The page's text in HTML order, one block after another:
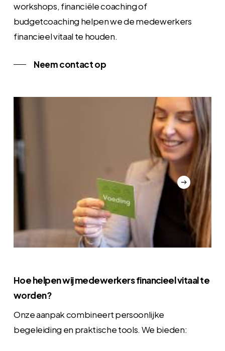
workshops, financiële coaching of
budgetcoaching helpen we de medewerkers
financieel vitaal te houden.
Neem contact op
Hoe helpen wij medewerkers financieel vitaal te
worden?
Onze aanpak combineert persoonlijke
begeleiding en praktische tools. We bieden: